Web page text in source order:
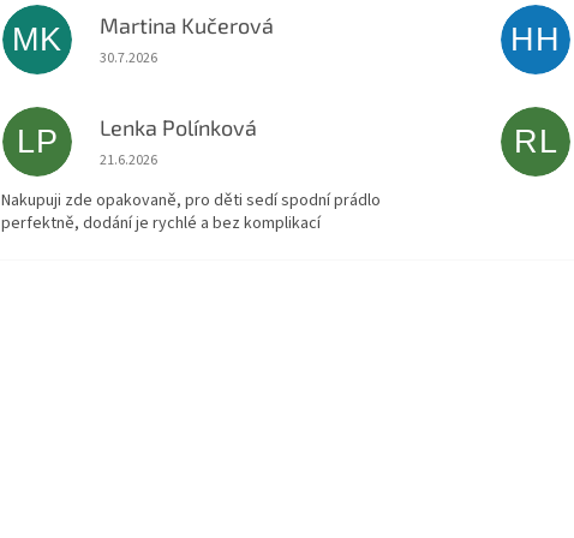
MK Martina Kučerová
Hodnocení obchodu je 5 z 5 hvězdiček.
30.7.2026
HH
LP Lenka Polínková
Hodnocení obchodu je 5 z 5 hvězdiček.
21.6.2026
Nakupuji zde opakovaně, pro děti sedí spodní prádlo
perfektně, dodání je rychlé a bez komplikací
RL